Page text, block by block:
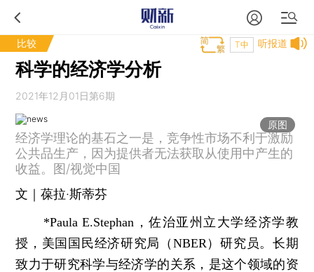
比较 听报道
T中
科学的经济学分析
2021年12月01日第6期
原图
经济学理论的基石之一是，竞争性市场不利于激励
公共品生产，因为提供者无法获取从使用中产生的
收益。图/视觉中国
文｜葆拉·斯蒂芬
*Paula E.Stephan，佐治亚州立大学经济学教
授，美国国民经济研究局（NBER）研究员。长期
致力于研究科学与经济学的关系，是这个领域的资